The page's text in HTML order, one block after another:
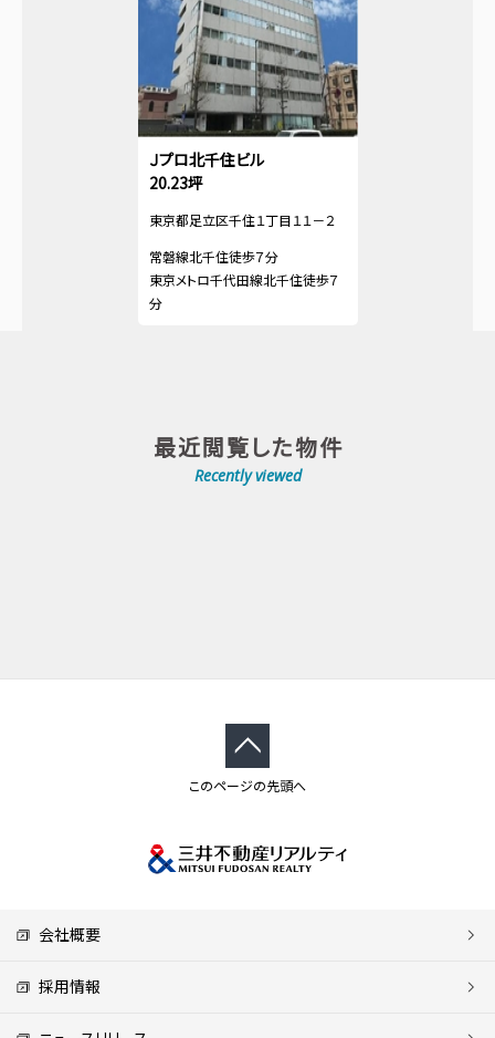
Ｊプロ北千住ビル
20.23坪
東京都足立区千住１丁目１１－２
常磐線北千住徒歩７分
東京メトロ千代田線北千住徒歩７
分
最近閲覧した物件
Recently viewed
このページの先頭へ
会社概要
採用情報